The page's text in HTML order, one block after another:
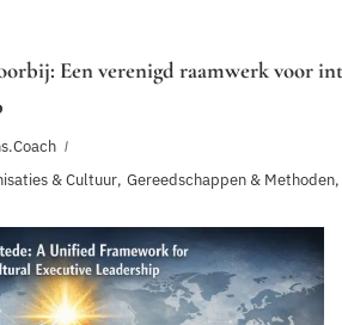
Een verenigd raamwerk voor
& Cultuur, Gereedschappen & Methoden,